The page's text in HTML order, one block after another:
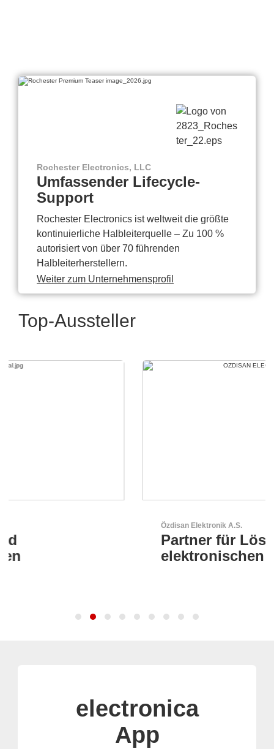
Rochester Electronics, LLC
Umfassender Lifecycle-
Support
Rochester Electronics ist weltweit die größte
kontinuierliche Halbleiterquelle – Zu 100 %
autorisiert von über 70 führenden
Halbleiterherstellern.
Weiter zum Unternehmensprofil
Top-Aussteller
Partner für Lösungen mit
electronica
App